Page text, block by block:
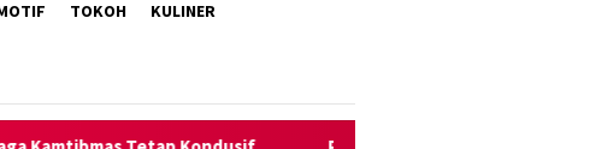
TOKOH KULINER